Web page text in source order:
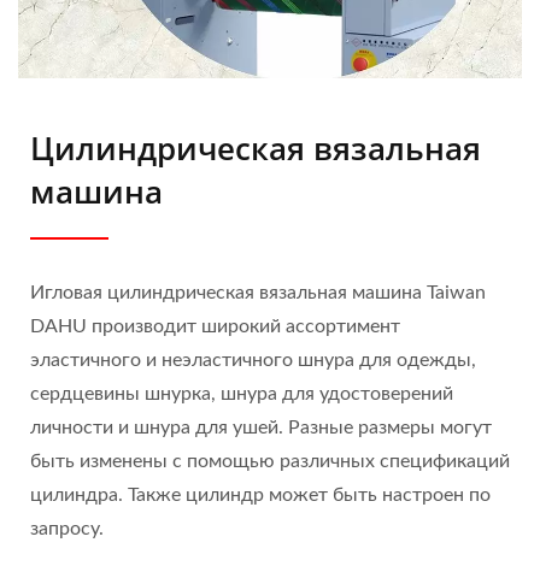
Цилиндрическая вязальная
машина
Игловая цилиндрическая вязальная машина Taiwan
DAHU производит широкий ассортимент
эластичного и неэластичного шнура для одежды,
сердцевины шнурка, шнура для удостоверений
личности и шнура для ушей. Разные размеры могут
быть изменены с помощью различных спецификаций
цилиндра. Также цилиндр может быть настроен по
запросу.